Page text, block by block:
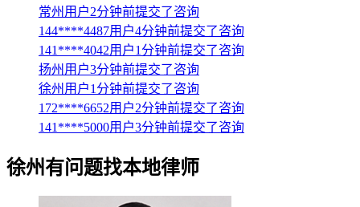
常州用户2分钟前提交了咨询
144****4487用户4分钟前提交了咨询
141****4042用户1分钟前提交了咨询
扬州用户3分钟前提交了咨询
徐州用户1分钟前提交了咨询
172****6652用户2分钟前提交了咨询
141****5000用户3分钟前提交了咨询
徐州有问题找本地律师